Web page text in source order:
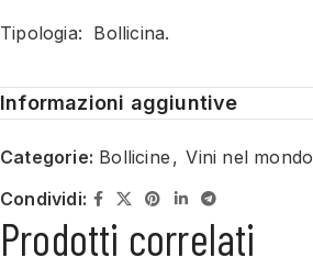
Tipologia: Bollicina.
Informazioni aggiuntive
Categorie: Bollicine , Vini nel mondo
Condividi:
Prodotti correlati